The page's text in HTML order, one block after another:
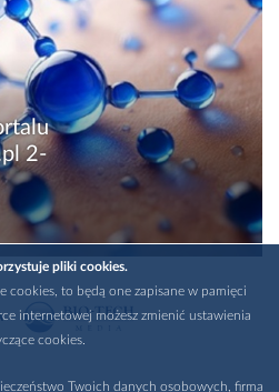
2-
pliki cookies.
cookies, to będą one zapisane w pamięci
internetowej możesz zmienić ustawienia
cookies.
Twoich danych osobowych, firma